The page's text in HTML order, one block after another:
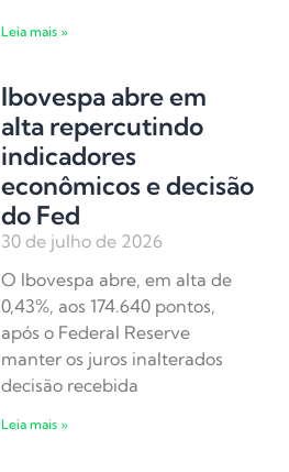
Leia mais »
Ibovespa abre em
alta repercutindo
indicadores
econômicos e decisão
do Fed
30 de julho de 2026
O Ibovespa abre, em alta de
0,43%, aos 174.640 pontos,
após o Federal Reserve
manter os juros inalterados
decisão recebida
Leia mais »